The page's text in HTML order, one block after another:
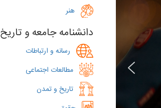
هنر
دانشنامه جامعه و تاریخ
رسانه و ارتباطات
مطالعات اجتماعی
تاریخ و تمدن